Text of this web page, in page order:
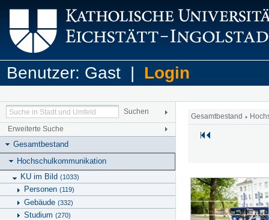
Benutzer: Gast | Login
Erweiterte Suche
Gesamtbestand
Hochschulkommunikation
KU im Bild (1033)
Personen (119)
Gebäude (332)
Studium (270)
Gesamtbestand